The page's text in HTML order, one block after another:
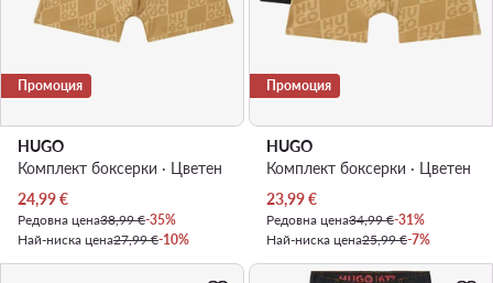
Промоция
HUGO
Комплект боксерки · Цветен
Актуална цена
24,99€
Редовна цена38,99 €-35%
Най-ниска цена27,99 €-10%
Промоция
HUGO
Комплект боксерки · Цветен
Актуална цена
23,99€
Редовна цена34,99 €-31%
Най-ниска цена25,99 €-7%